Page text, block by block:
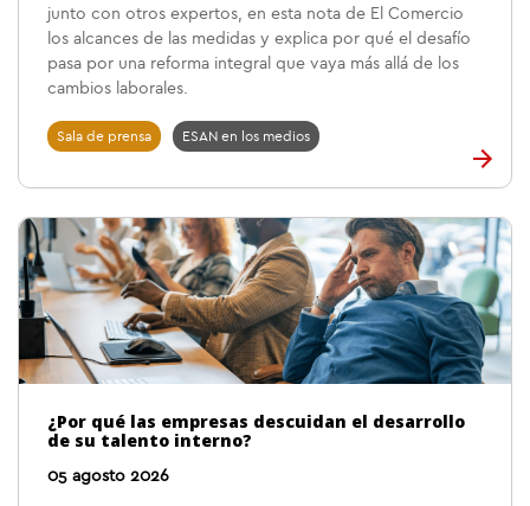
junto con otros expertos, en esta nota de El Comercio
los alcances de las medidas y explica por qué el desafío
pasa por una reforma integral que vaya más allá de los
cambios laborales.
Sala de prensa ESAN en los medios
¿Por qué las empresas descuidan el desarrollo
de su talento interno?
05 agosto 2026